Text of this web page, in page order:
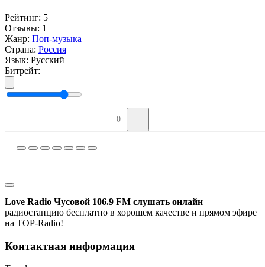
Рейтинг: 5
Отзывы: 1
Жанр: Поп-музыка
Страна: Россия
Язык: Русский
Битрейт:
0
Love Radio Чусовой 106.9 FM слушать онлайн
радиостанцию бесплатно в хорошем качестве и прямом эфире
на TOP-Radio!
Контактная информация